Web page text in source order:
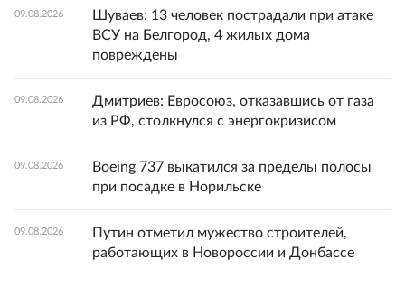
09.08.2026
Шуваев: 13 человек пострадали при атаке
ВСУ на Белгород, 4 жилых дома
повреждены
09.08.2026
Дмитриев: Евросоюз, отказавшись от газа
из РФ, столкнулся с энергокризисом
09.08.2026
Boeing 737 выкатился за пределы полосы
при посадке в Норильске
09.08.2026
Путин отметил мужество строителей,
работающих в Новороссии и Донбассе